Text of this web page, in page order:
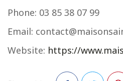
Phone: 03 85 38 07 99
Email:
Website: https://